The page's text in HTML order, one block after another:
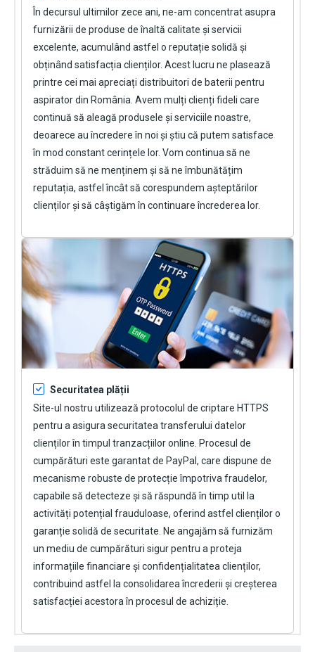
În decursul ultimilor zece ani, ne-am concentrat asupra
furnizării de produse de înaltă calitate și servicii
excelente, acumulând astfel o reputație solidă și
obținând satisfacția clienților. Acest lucru ne plasează
printre cei mai apreciați distribuitori de baterii pentru
aspirator din România. Avem mulți clienți fideli care
continuă să aleagă produsele și serviciile noastre,
deoarece au încredere în noi și știu că putem satisface
în mod constant cerințele lor. Vom continua să ne
străduim să ne menținem și să ne îmbunătățim
reputația, astfel încât să corespundem așteptărilor
clienților și să câștigăm în continuare încrederea lor.
Securitatea plății
Site-ul nostru utilizează protocolul de criptare HTTPS
pentru a asigura securitatea transferului datelor
clienților în timpul tranzacțiilor online. Procesul de
cumpărături este garantat de PayPal, care dispune de
mecanisme robuste de protecție împotriva fraudelor,
capabile să detecteze și să răspundă în timp util la
activități potențial frauduloase, oferind astfel clienților o
garanție solidă de securitate. Ne angajăm să furnizăm
un mediu de cumpărături sigur pentru a proteja
informațiile financiare și confidențialitatea clienților,
contribuind astfel la consolidarea încrederii și creșterea
satisfacției acestora în procesul de achiziție.